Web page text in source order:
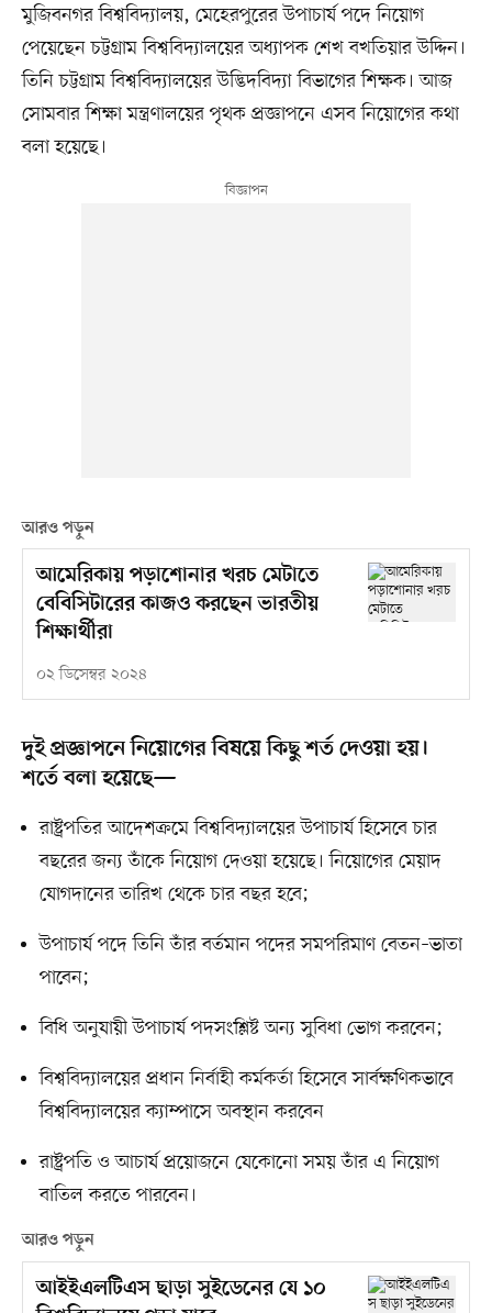
মুজিবনগর বিশ্ববিদ্যালয়, মেহেরপুরের উপাচার্য পদে নিয়োগ
পেয়েছেন চট্টগ্রাম বিশ্ববিদ্যালয়ের অধ্যাপক শেখ বখতিয়ার উদ্দিন।
তিনি চট্টগ্রাম বিশ্ববিদ্যালয়ের উদ্ভিদবিদ্যা বিভাগের শিক্ষক। আজ
সোমবার শিক্ষা মন্ত্রণালয়ের পৃথক প্রজ্ঞাপনে এসব নিয়োগের কথা
বলা হয়েছে।
আরও পড়ুন
আমেরিকায় পড়াশোনার খরচ মেটাতে
বেবিসিটারের কাজও করছেন ভারতীয়
শিক্ষার্থীরা
০২ ডিসেম্বর ২০২৪
দুই প্রজ্ঞাপনে নিয়োগের বিষয়ে কিছু শর্ত দেওয়া হয়।
শর্তে বলা হয়েছে—
রাষ্ট্রপতির আদেশক্রমে বিশ্ববিদ্যালয়ের উপাচার্য হিসেবে চার
বছরের জন্য তাঁকে নিয়োগ দেওয়া হয়েছে। নিয়োগের মেয়াদ
যোগদানের তারিখ থেকে চার বছর হবে;
উপাচার্য পদে তিনি তাঁর বর্তমান পদের সমপরিমাণ বেতন–ভাতা
পাবেন;
বিধি অনুযায়ী উপাচার্য পদসংশ্লিষ্ট অন্য সুবিধা ভোগ করবেন;
বিশ্ববিদ্যালয়ের প্রধান নির্বাহী কর্মকর্তা হিসেবে সার্বক্ষণিকভাবে
বিশ্ববিদ্যালয়ের ক্যাম্পাসে অবস্থান করবেন
রাষ্ট্রপতি ও আচার্য প্রয়োজনে যেকোনো সময় তাঁর এ নিয়োগ
বাতিল করতে পারবেন।
আরও পড়ুন
আইইএলটিএস ছাড়া সুইডেনের যে ১০